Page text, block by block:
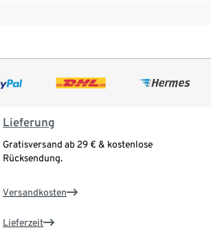
Lieferung
Gratisversand ab 29 € & kostenlose
Rücksendung.
Versandkosten
Lieferzeit